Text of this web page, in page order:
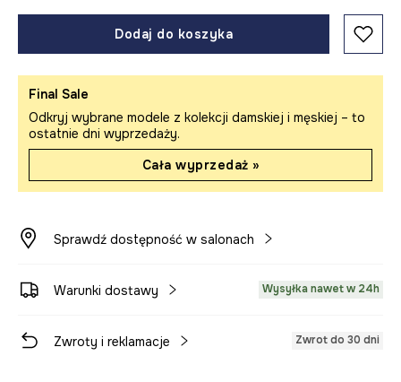
Dodaj do koszyka
Final Sale
Odkryj wybrane modele z kolekcji damskiej i męskiej – to
ostatnie dni wyprzedaży.
Cała wyprzedaż »
Sprawdź dostępność w salonach
Warunki dostawy Wysyłka nawet w 24h
Zwroty i reklamacje Zwrot do 30 dni